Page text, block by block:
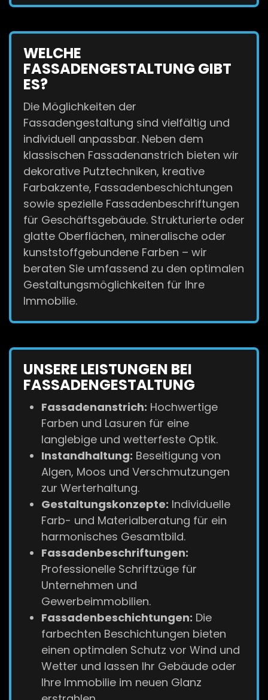
WELCHE
FASSADENGESTALTUNG GIBT
ES?
Die Möglichkeiten der
Fassadengestaltung sind vielfältig und
individuell anpassbar. Neben dem
klassischen Fassadenanstrich bieten wir
dekorative Putztechniken, kreative
Farbakzente, Fassadenbeschichtungen
sowie spezielle Fassadenbeschriftungen
für Geschäftsgebäude. Strukturierte oder
glatte Oberflächen, mineralische oder
kunststoffgebundene Farben – wir
beraten Sie umfassend zu den optimalen
Gestaltungsmöglichkeiten für Ihre
Immobilie.
UNSERE LEISTUNGEN BEI
FASSADENGESTALTUNG
Fassadenanstrich: Hochwertige
Farben und Lasuren für eine
langlebige und wetterfeste Optik.
Instandhaltung: Beseitigung von
Algen, Moos und Verschmutzungen
zur Werterhaltung.
Gestaltungskonzepte: Individuelle
Farb- und Materialberatung für ein
harmonisches Gesamtbild.
Fassadenbeschriftungen:
Professionelle Schriftzüge für
Unternehmen und
Gewerbeimmobilien.
Fassadenbeschichtungen: Die
farbechten Beschichtungen bieten
einen optimalen Schutz vor Wind und
Wetter und lassen Ihr Gebäude oder
Ihre Immobilie im neuen Glanz